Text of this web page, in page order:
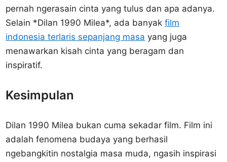
pernah ngerasain cinta yang tulus dan apa adanya.
Selain *Dilan 1990 Milea*, ada banyakfilm
indonesia terlaris sepanjang masa yang juga
menawarkan kisah cinta yang beragam dan
inspiratif.
Kesimpulan
Dilan 1990 Milea bukan cuma sekadar film. Film ini
adalah fenomena budaya yang berhasil
ngebangkitin nostalgia masa muda, ngasih inspirasi